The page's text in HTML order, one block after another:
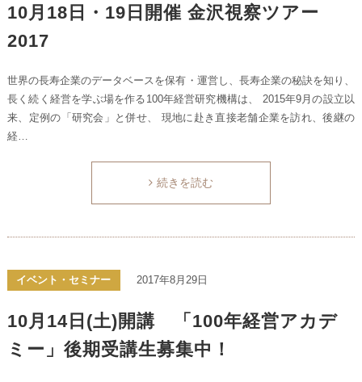
10月18日・19日開催 金沢視察ツアー
2017
世界の長寿企業のデータベースを保有・運営し、長寿企業の秘訣を知り、
長く続く経営を学ぶ場を作る100年経営研究機構は、 2015年9月の設立以
来、定例の「研究会」と併せ、 現地に赴き直接老舗企業を訪れ、後継の
経…
続きを読む
イベント・セミナー 2017年8月29日
10月14日(土)開講 「100年経営アカデ
ミー」後期受講生募集中！